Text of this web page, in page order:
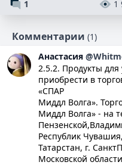
1 1
Комментарии (1)
Анастасия
2.5.2. Продукты
приобрести в
«СПАР
Миддл Волга».
Миддл Волга» - на
Республик
Татарстан, г.
Московской